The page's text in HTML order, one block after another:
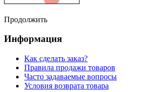
Продолжить
Информация
Как сделать заказ?
Правила продажи товаров
Часто задаваемые вопросы
Условия возврата товара